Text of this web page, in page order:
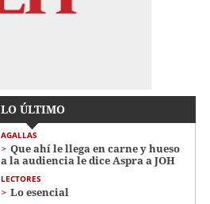
LO ÚLTIMO
AGALLAS
Que ahí le llega en carne y hueso
a la audiencia le dice Aspra a JOH
LECTORES
Lo esencial